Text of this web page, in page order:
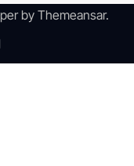
by Themeansar.